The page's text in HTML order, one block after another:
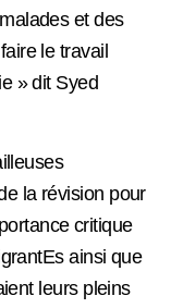
et des
le travail
» dit Syed
la révision pour
critique
ainsi que
leurs pleins